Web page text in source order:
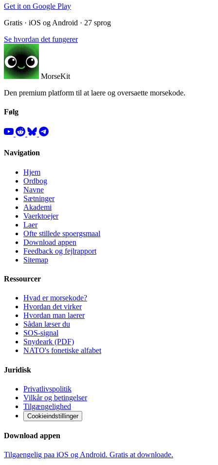
Get it on Google Play
Gratis · iOS og Android · 27 sprog
Se hvordan det fungerer
MorseKit
Den premium platform til at laere og oversaette morsekode.
Følg
Navigation
Hjem
Ordbog
Navne
Sætninger
Akademi
Vaerktoejer
Laer
Ofte stillede spoergsmaal
Download appen
Feedback og fejlrapport
Sitemap
Ressourcer
Hvad er morsekode?
Hvordan det virker
Hvordan man laerer
Sådan læser du
SOS-signal
Snydeark (PDF)
NATO's fonetiske alfabet
Juridisk
Privatlivspolitik
Vilkår og betingelser
Tilgængelighed
Cookieindstillinger
Download appen
Tilgaengelig paa iOS og Android. Gratis at downloade.